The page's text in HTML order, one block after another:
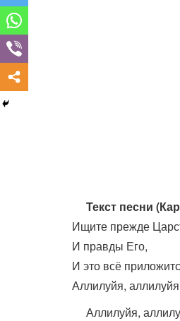
Текст песни
Ищите прежде
И правды Его,
И это всё
Аллилуйя,
Аллилуйя,